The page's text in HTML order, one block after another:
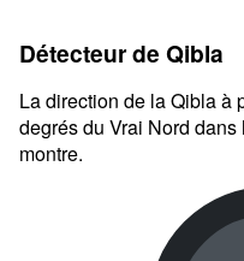
Détecteur de Qibla
La direction de la Qibla à
degrés du Vrai Nord
montre.